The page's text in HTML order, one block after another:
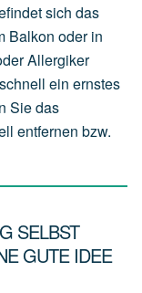
sich das
Balkon oder in
Allergiker
ein ernstes
Sie das
entfernen bzw.
SELBST
GUTE IDEE